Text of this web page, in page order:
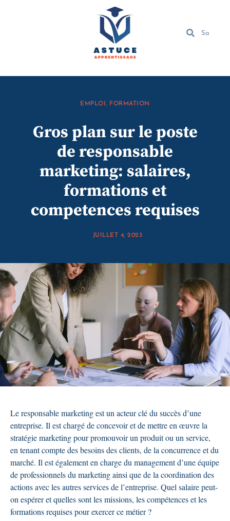
EMPLOI, FORMATION
Gros plan sur le poste
de responsable
marketing: salaires,
formations et
competences requises
JUILLET 4, 2023
Le responsable marketing est un acteur clé du succès d’une
entreprise. Il est chargé de concevoir et de mettre en œuvre la
stratégie marketing pour promouvoir un produit ou un service,
en tenant compte des besoins des clients, de la concurrence et du
marché. Il est également en charge du management d’une équipe
de professionnels du marketing ainsi que de la coordination des
actions avec les autres services de l’entreprise. Quel salaire peut-
on espérer et quelles sont les missions, les compétences et les
formations requises pour exercer ce métier ?